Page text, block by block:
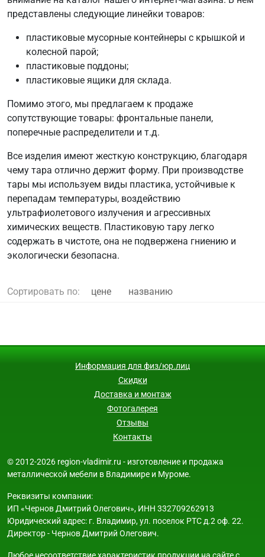
представлены следующие линейки товаров:
пластиковые мусорные контейнеры с крышкой и
колесной парой;
пластиковые поддоны;
пластиковые ящики для склада.
Помимо этого, мы предлагаем к продаже
сопутствующие товары: фронтальные панели,
поперечные распределители и т.д.
Все изделия имеют жесткую конструкцию, благодаря
чему тара отлично держит форму. При производстве
тары мы используем виды пластика, устойчивые к
перепадам температуры, воздействию
ультрафиолетового излучения и агрессивных
химических веществ. Пластиковую тару легко
содержать в чистоте, она не подвержена гниению и
экологически безопасна.
Сортировать по: цене названию
Информация для физ/юр.лиц
Скидки
Доставка и монтаж
Фотогалерея
Отзывы
Контакты
© 2012-2026 region-vladimir.ru - изготовление и продажа
металлической мебели в Владимире и Муроме.
Реквизиты компании:
ИП «Чернов Дмитрий Олегович», ИНН 332709262913
Юридический адрес: г. Владимир, ул. поселок РТС д.2 оф. 22.
Директор - Чернов Дмитрий Олегович.